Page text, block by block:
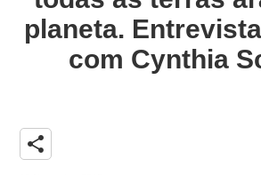
planeta.
com Cynthia
share